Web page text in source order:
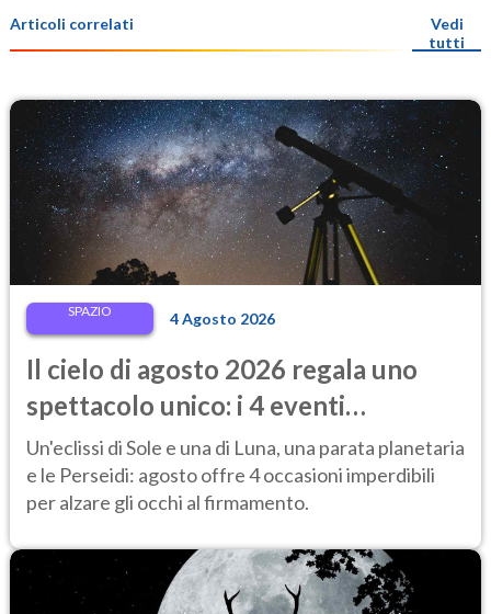
Articoli correlati
Vedi
tutti
SPAZIO 4 Agosto 2026
Il cielo di agosto 2026 regala uno
spettacolo unico: i 4 eventi
astronomici da vedere
Un'eclissi di Sole e una di Luna, una parata planetaria
e le Perseidi: agosto offre 4 occasioni imperdibili
per alzare gli occhi al firmamento.